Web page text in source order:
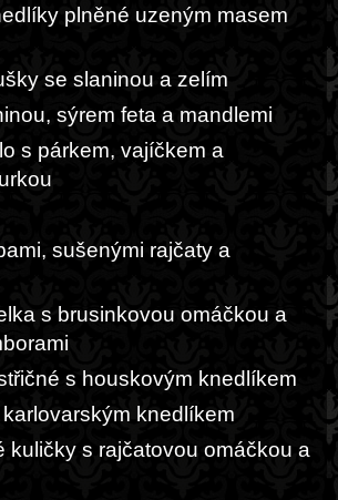
plněné uzeným masem
se slaninou a zelím
sýrem feta a mandlemi
s párkem, vajíčkem a
sušenými rajčaty a
s brusinkovou omáčkou a
s houskovým knedlíkem
knedlíkem
kuličky s rajčatovou omáčkou a